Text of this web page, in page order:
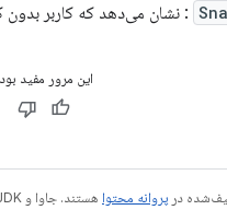
: نشان می‌دهد که کاربر بدون
این مرور مفید
در پروانه محتوا